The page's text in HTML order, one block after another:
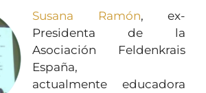
Susana Ramón, ex-
Presidenta de la
Asociación Feldenkrais
España,
actualmente educadora